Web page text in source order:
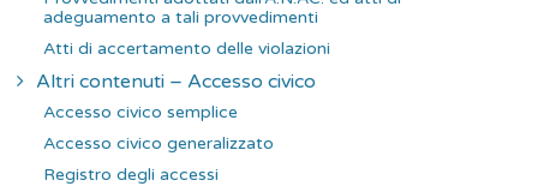
adeguamento a tali provvedimenti
Atti di accertamento delle violazioni
Altri contenuti – Accesso civico
Accesso civico semplice
Accesso civico generalizzato
Registro degli accessi